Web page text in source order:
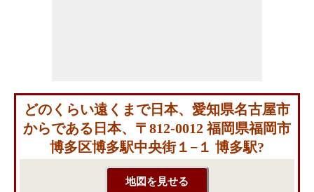
どのくらい遠くまで日本、愛知県名古屋市
からである日本、〒812-0012 福岡県福岡市
博多区博多駅中央街１−１ 博多駅?